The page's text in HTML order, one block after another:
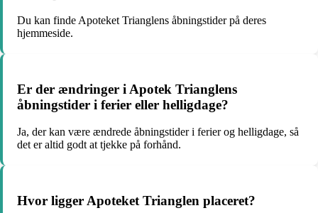
Du kan finde Apoteket Trianglens åbningstider på deres
hjemmeside.
Er der ændringer i Apotek Trianglens
åbningstider i ferier eller helligdage?
Ja, der kan være ændrede åbningstider i ferier og helligdage, så
det er altid godt at tjekke på forhånd.
Hvor ligger Apoteket Trianglen placeret?